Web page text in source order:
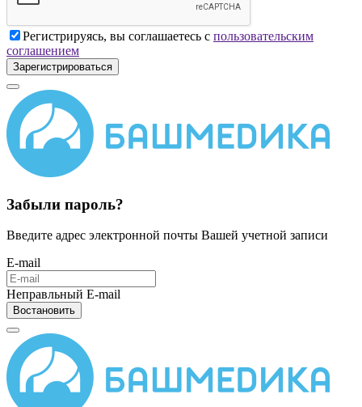
Регистрируясь, вы соглашаетесь с пользовательским
соглашением
Зарегистрироваться
Забыли пароль?
Введите адрес электронной почты Вашей учетной записи
E-mail
Неправльный E-mail
Востановить